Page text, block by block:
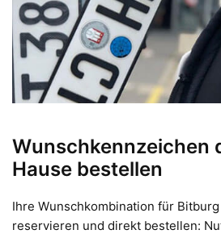
Wunschkennzeichen
Hause bestellen
Ihre Wunschkombination für
reservieren und direkt bestellen: